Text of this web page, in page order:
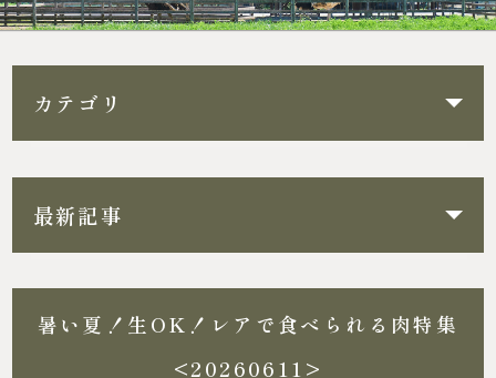
カテゴリ
最新記事
暑い夏！生OK！レアで食べられる肉特集
<20260611>